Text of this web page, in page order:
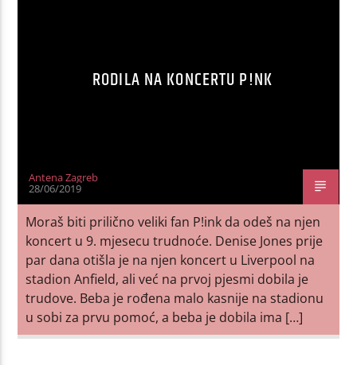
RODILA NA KONCERTU P!NK
Antena Zagreb
28/06/2019
Moraš biti prilično veliki fan P!ink da odeš na njen
koncert u 9. mjesecu trudnoće. Denise Jones prije
par dana otišla je na njen koncert u Liverpool na
stadion Anfield, ali već na prvoj pjesmi dobila je
trudove. Beba je rođena malo kasnije na stadionu
u sobi za prvu pomoć, a beba je dobila ima […]